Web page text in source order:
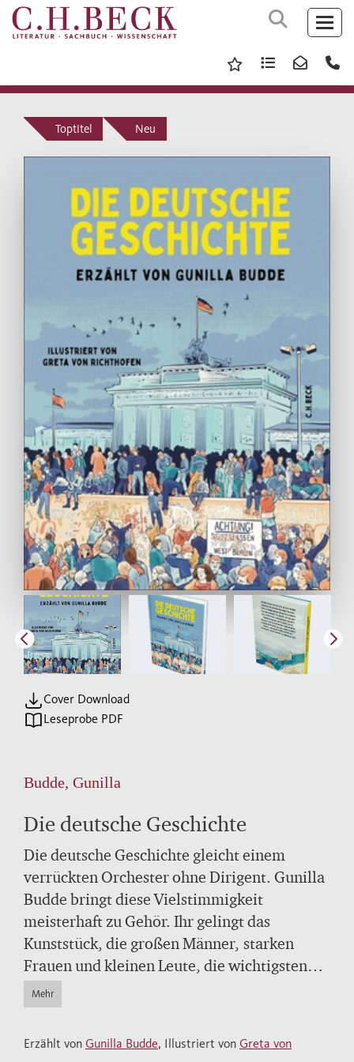
Toptitel Neu
Cover Download
Leseprobe PDF
Budde, Gunilla
Die deutsche Geschichte
Die deutsche Geschichte gleicht einem
verrückten Orchester ohne Dirigent. Gunilla
Budde bringt diese Vielstimmigkeit
meisterhaft zu Gehör. Ihr gelingt das
Kunststück, die großen Männer, starken
Frauen und kleinen Leute, die wichtigsten
Ereignisse und Entwicklungen vorzustellen,
die jeder kennen sollte, und dabei immer
überraschen.
Mehr
Erzählt von Gunilla Budde, Illustriert von Greta von